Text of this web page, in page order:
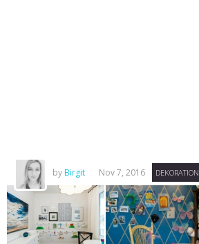
by Birgit Nov 7, 2016 DEKORATION